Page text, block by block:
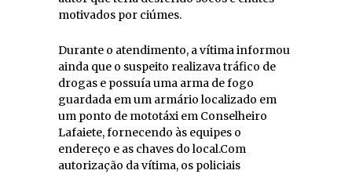
motivados por ciúmes.
Durante o atendimento, a vítima informou
ainda que o suspeito realizava tráfico de
drogas e possuía uma arma de fogo
guardada em um armário localizado em
um ponto de mototáxi em Conselheiro
Lafaiete, fornecendo às equipes o
endereço e as chaves do local.Com
autorização da vítima, os policiais